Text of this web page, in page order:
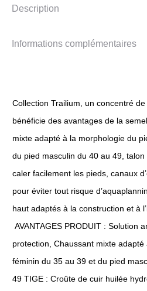
Description
Informations complémentaires
Collection Trailium, un concentré
bénéficie des avantages de la
mixte adapté à la morphologie du
du pied masculin du 40 au 49,
caler facilement les pieds, canaux
pour éviter tout risque
haut adaptés à la construction et à
AVANTAGES PRODUIT : Solution
protection, Chaussant mixte
féminin du 35 au 39 et du pied
49 TIGE : Croûte de cuir huilée